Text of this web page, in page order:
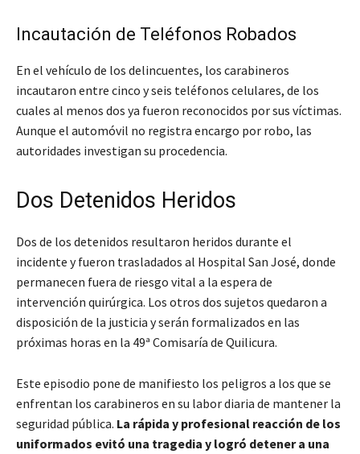
Incautación de Teléfonos Robados
En el vehículo de los delincuentes, los carabineros
incautaron entre cinco y seis teléfonos celulares, de los
cuales al menos dos ya fueron reconocidos por sus víctimas.
Aunque el automóvil no registra encargo por robo, las
autoridades investigan su procedencia.
Dos Detenidos Heridos
Dos de los detenidos resultaron heridos durante el
incidente y fueron trasladados al Hospital San José, donde
permanecen fuera de riesgo vital a la espera de
intervención quirúrgica. Los otros dos sujetos quedaron a
disposición de la justicia y serán formalizados en las
próximas horas en la 49ª Comisaría de Quilicura.
Este episodio pone de manifiesto los peligros a los que se
enfrentan los carabineros en su labor diaria de mantener la
seguridad pública. La rápida y profesional reacción de los
uniformados evitó una tragedia y logró detener a una